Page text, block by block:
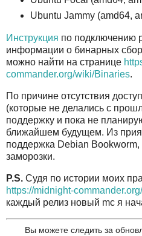
Ubuntu Jammy (amd64,
Инструкция по подключению
информации о бинарных
можно найти на странице
commander.org/wiki/Binaries.
По причине отсутствия
(которые не делались с
поддержку и пока не
ближайшем будущем. Из
поддержка Debian
заморозки.
P.S. Судя по истории моих
https://midnight-
каждый релиз новый mc я
Вы можете следить за